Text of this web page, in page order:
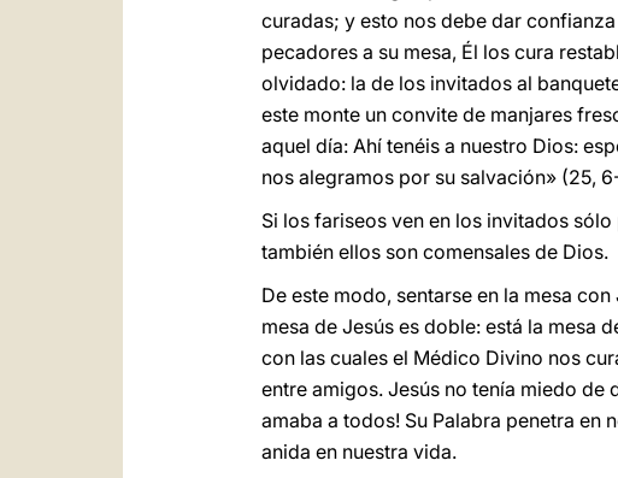
curadas; y esto nos debe dar
pecadores a su mesa, Él los cura
olvidado: la de los invitados al
este monte un convite de manjares
aquel día: Ahí tenéis a nuestro Dios:
nos alegramos por su salvación» (25,
Si los fariseos ven en los invitados
también ellos son comensales de Dios.
De este modo, sentarse en la mesa
mesa de Jesús es doble: está la mesa
con las cuales el Médico Divino nos
entre amigos. Jesús no tenía miedo de
amaba a todos! Su Palabra penetra en
anida en nuestra vida.